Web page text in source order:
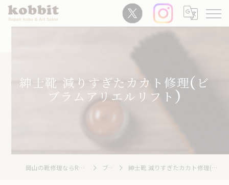
紳士靴 減りすぎたカカト修理(ビ
ブラムアリエルリフト)
岡山の靴修理ならRepair Kobo kobbit ブログ 紳士靴 減りすぎたカカト修理(ビブラムアリエルリフト)